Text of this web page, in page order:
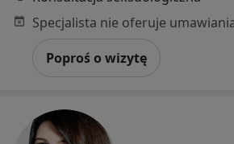
Poproś o wizytę